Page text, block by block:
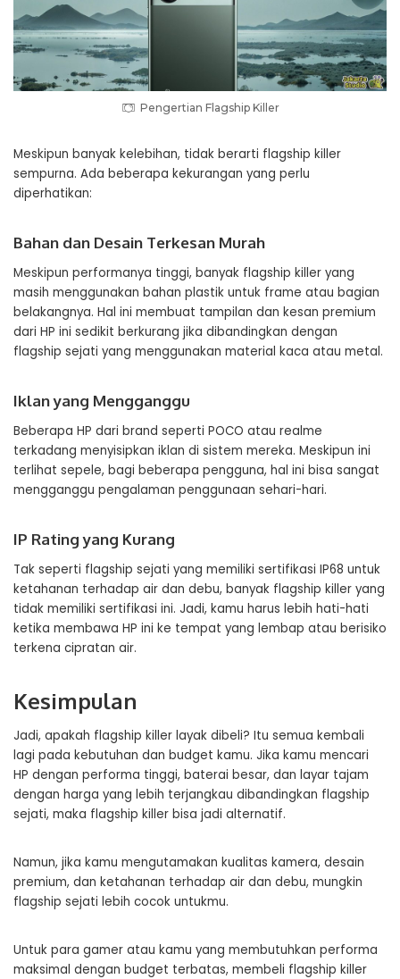
Pengertian Flagship Killer
Meskipun banyak kelebihan, tidak berarti flagship killer
sempurna. Ada beberapa kekurangan yang perlu
diperhatikan:
Bahan dan Desain Terkesan Murah
Meskipun performanya tinggi, banyak flagship killer yang
masih menggunakan bahan plastik untuk frame atau bagian
belakangnya. Hal ini membuat tampilan dan kesan premium
dari HP ini sedikit berkurang jika dibandingkan dengan
flagship sejati yang menggunakan material kaca atau metal.
Iklan yang Mengganggu
Beberapa HP dari brand seperti POCO atau realme
terkadang menyisipkan iklan di sistem mereka. Meskipun ini
terlihat sepele, bagi beberapa pengguna, hal ini bisa sangat
mengganggu pengalaman penggunaan sehari-hari.
IP Rating yang Kurang
Tak seperti flagship sejati yang memiliki sertifikasi IP68 untuk
ketahanan terhadap air dan debu, banyak flagship killer yang
tidak memiliki sertifikasi ini. Jadi, kamu harus lebih hati-hati
ketika membawa HP ini ke tempat yang lembap atau berisiko
terkena cipratan air.
Kesimpulan
Jadi, apakah flagship killer layak dibeli? Itu semua kembali
lagi pada kebutuhan dan budget kamu. Jika kamu mencari
HP dengan performa tinggi, baterai besar, dan layar tajam
dengan harga yang lebih terjangkau dibandingkan flagship
sejati, maka flagship killer bisa jadi alternatif.
Namun, jika kamu mengutamakan kualitas kamera, desain
premium, dan ketahanan terhadap air dan debu, mungkin
flagship sejati lebih cocok untukmu.
Untuk para gamer atau kamu yang membutuhkan performa
maksimal dengan budget terbatas, membeli flagship killer